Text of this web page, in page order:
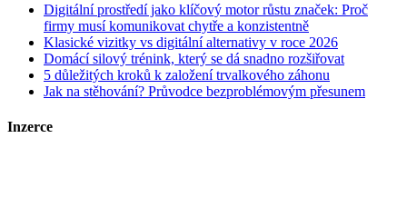
Digitální prostředí jako klíčový motor růstu značek: Proč
firmy musí komunikovat chytře a konzistentně
Klasické vizitky vs digitální alternativy v roce 2026
Domácí silový trénink, který se dá snadno rozšiřovat
5 důležitých kroků k založení trvalkového záhonu
Jak na stěhování? Průvodce bezproblémovým přesunem
Inzerce